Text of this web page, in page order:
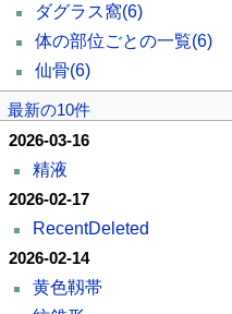
ダグラス窩(6)
体の部位ごとの一覧(6)
仙骨(6)
最新の10件
2026-03-16
精液
2026-02-17
RecentDeleted
2026-02-14
黄色靱帯